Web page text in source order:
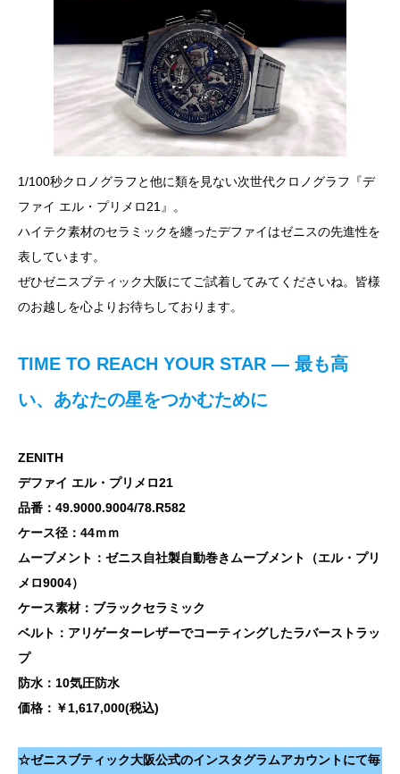
1/100秒クロノグラフと他に類を見ない次世代クロノグラフ『デ
ファイ エル・プリメロ21』。
ハイテク素材のセラミックを纏ったデファイはゼニスの先進性を
表しています。
ぜひゼニスブティック大阪にてご試着してみてくださいね。皆様
のお越しを心よりお待ちしております。
TIME TO REACH YOUR STAR ― 最も高
い、あなたの星をつかむために
ZENITH
デファイ エル・プリメロ21
品番：49.9000.9004/78.R582
ケース径：44ｍｍ
ムーブメント：ゼニス自社製自動巻きムーブメント（エル・プリ
メロ9004）
ケース素材：ブラックセラミック
ベルト：アリゲーターレザーでコーティングしたラバーストラッ
プ
防水：10気圧防水
価格：￥1,617,000(税込)
☆ゼニスブティック大阪公式のインスタグラムアカウントにて毎